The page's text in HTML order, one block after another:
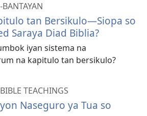
tan Bersikulo​—Siopa so
Saraya Diad Biblia?
iyan sistema na
na kapitulo tan bersikulo?
TEACHINGS
Naseguro ya Tua so